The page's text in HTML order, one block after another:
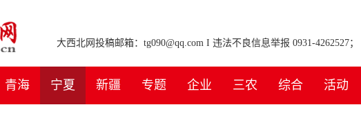
大西北网投稿邮箱：tg090@qq.com I 违法不良信息举报 0931-4262527；
青海 宁夏 新疆 专题 企业 三农 综合 活动